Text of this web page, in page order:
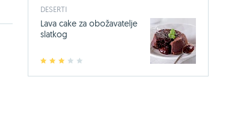
DESERTI
2 3 4
Lava cake za obožavatelje
slatkog